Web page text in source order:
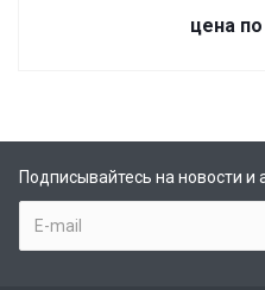
цена
Подписывайтесь на новости и